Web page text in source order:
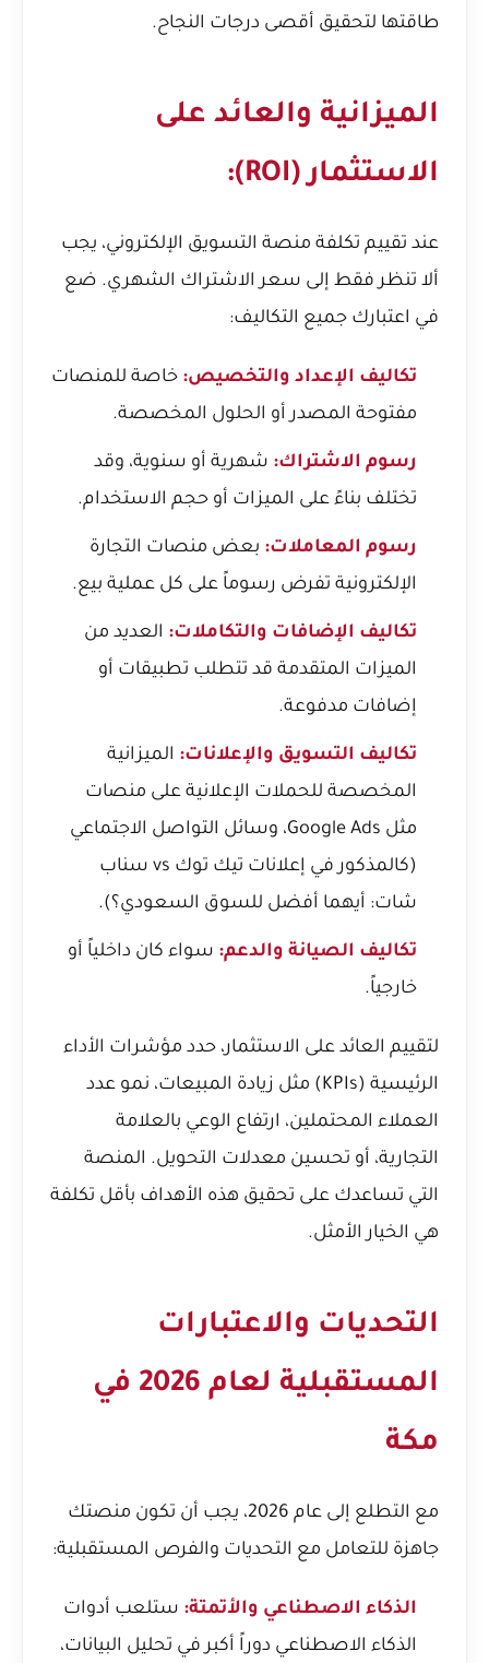
طاقتها لتحقيق أقصى درجات النجاح.
الميزانية والعائد على
الاستثمار (ROI):
عند تقييم تكلفة منصة التسويق الإلكتروني، يجب
ألا تنظر فقط إلى سعر الاشتراك الشهري. ضع
في اعتبارك جميع التكاليف:
تكاليف الإعداد والتخصيص: خاصة للمنصات
مفتوحة المصدر أو الحلول المخصصة.
رسوم الاشتراك: شهرية أو سنوية، وقد
تختلف بناءً على الميزات أو حجم الاستخدام.
رسوم المعاملات: بعض منصات التجارة
الإلكترونية تفرض رسوماً على كل عملية بيع.
تكاليف الإضافات والتكاملات: العديد من
الميزات المتقدمة قد تتطلب تطبيقات أو
إضافات مدفوعة.
تكاليف التسويق والإعلانات: الميزانية
المخصصة للحملات الإعلانية على منصات
مثل Google Ads، وسائل التواصل الاجتماعي
(كالمذكور في
إعلانات تيك توك vs سناب
شات: أيهما أفضل للسوق السعودي؟).
تكاليف الصيانة والدعم: سواء كان داخلياً أو
خارجياً.
لتقييم العائد على الاستثمار، حدد مؤشرات الأداء
الرئيسية (KPIs) مثل زيادة المبيعات، نمو عدد
العملاء المحتملين، ارتفاع الوعي بالعلامة
التجارية، أو تحسين معدلات التحويل. المنصة
التي تساعدك على تحقيق هذه الأهداف بأقل تكلفة
هي الخيار الأمثل.
التحديات والاعتبارات
المستقبلية لعام 2026 في
مكة
مع التطلع إلى عام 2026، يجب أن تكون منصتك
جاهزة للتعامل مع التحديات والفرص المستقبلية:
الذكاء الاصطناعي والأتمتة: ستلعب أدوات
الذكاء الاصطناعي دوراً أكبر في تحليل البيانات،